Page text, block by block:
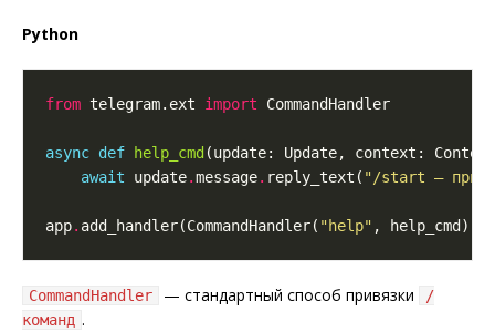
Python
from telegram.ext import
async def help_cmd (update: Update, context:
await update.message. reply_text( "/start –
app. add_handler(CommandHandler( "help"
CommandHandler — стандартный способ привязки
/
команд .